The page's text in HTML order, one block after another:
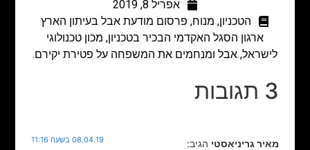
אפריל 8, 2019
הטכניון, מנוח, פרסום מודעת אבל בעיתון הארץ
ארגון הסגל האקדמי הבכיר בטכניון, מכון טכנולוגי
לישראל, אבל ומנחמים את המשפחה על פטירת יקירם.
3 תגובות
מאיר גריניאסטי הגיב: 08.04.19 בשעה 11:16